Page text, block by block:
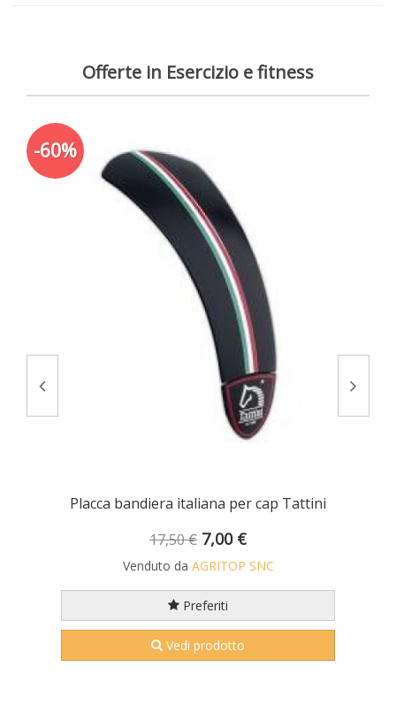
Offerte in Esercizio e fitness
-60%
Placca bandiera italiana per cap Tattini
17,50 € 7,00 €
Venduto da AGRITOP SNC
Preferiti
Vedi prodotto